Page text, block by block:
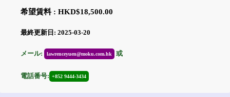
希望賃料 : HKD$18,500.00
最終更新日: 2025-03-20
メール: lawrenceyuen@moku.com.hk 或
電話番号: +852 9444-3434